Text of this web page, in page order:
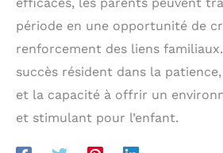
période en une opportunité de
renforcement des liens
succès résident dans la
et la capacité à offrir un
et stimulant pour l’enfant.